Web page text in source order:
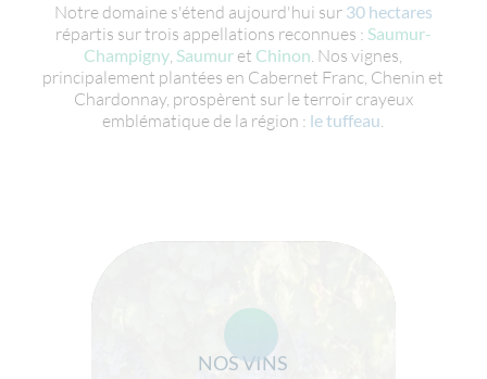
Notre domaine s'étend aujourd'hui sur 30 hectares
répartis sur trois appellations reconnues : Saumur-
Champigny, Saumur et Chinon. Nos vignes,
principalement plantées en Cabernet Franc, Chenin et
Chardonnay, prospèrent sur le terroir crayeux
emblématique de la région : le tuffeau.
NOS VINS